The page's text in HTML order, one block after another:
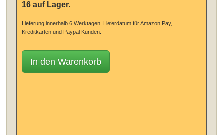
16 auf Lager.
Lieferung innerhalb 6 Werktagen.
Lieferdatum für Amazon Pay,
Kreditkarten und Paypal Kunden:
In den Warenkorb